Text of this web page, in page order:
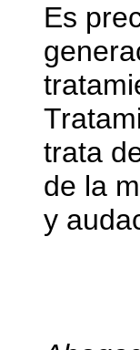
Es
trata
de la
y